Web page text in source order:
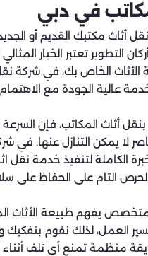
في دبي
أثاث مكتبك القديم أو
التطوير تعتبر الخيار
الأثاث الخاص بك، في شركة
عالية الجودة مع
أثاث المكاتب، فإن
لا يمكن التنازل عنها. في
الكاملة لتنفيذ خدمة نقل
التام على الحفاظ على
يفهم طبيعة الأثاث
العمل، لذلك نقوم بتفكيك
منظمة تمنع أي تلف أثناء